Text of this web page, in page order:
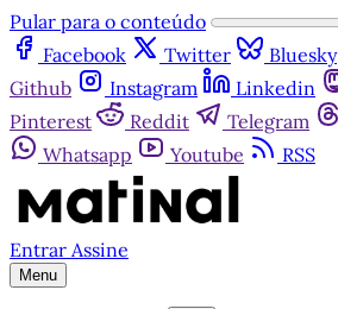
Pular para o conteúdo
Facebook
Twitter Bluesky
Github
Instagram Linkedin
Pinterest
Reddit Telegram
Whatsapp
Youtube RSS
Entrar Assine
Menu